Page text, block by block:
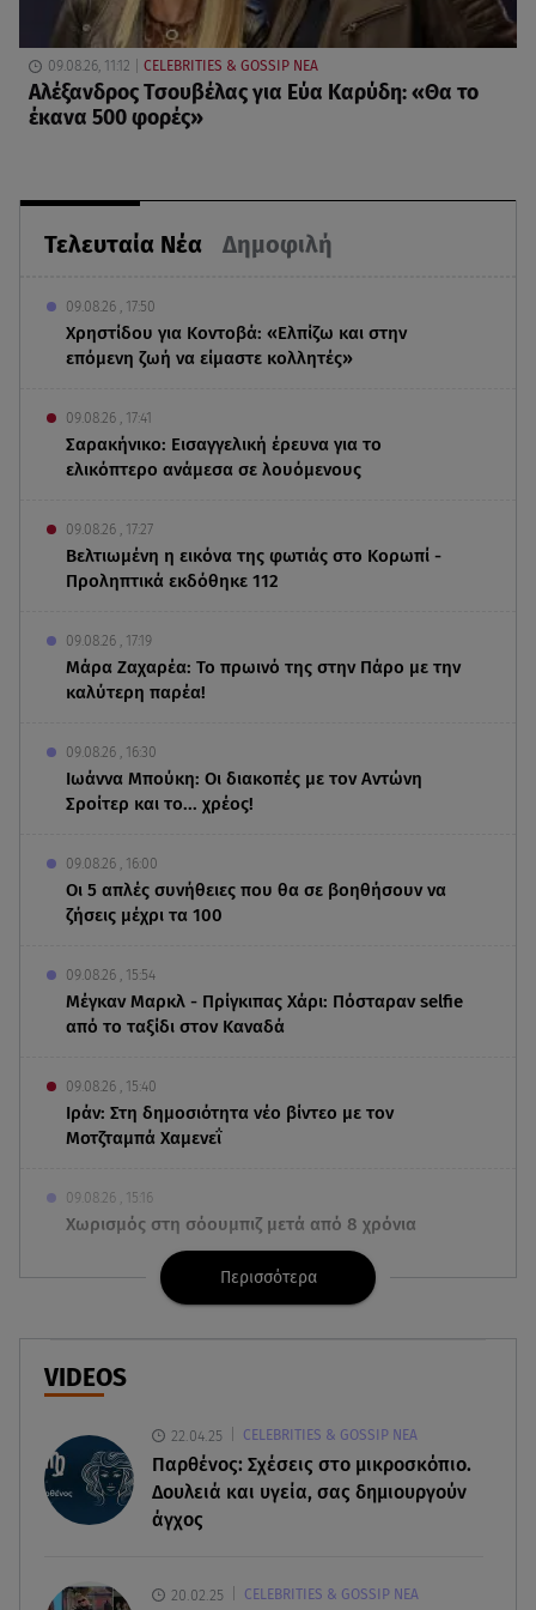
Τελευταία Νέα Δημοφιλή
09.08.26 , 17:50
Χρηστίδου για Κοντοβά: «Ελπίζω και στην
επόμενη ζωή να είμαστε κολλητές»
09.08.26 , 17:41
Σαρακήνικο: Εισαγγελική έρευνα για το
ελικόπτερο ανάμεσα σε λουόμενους
09.08.26 , 17:27
Βελτιωμένη η εικόνα της φωτιάς στο Κορωπί -
Προληπτικά εκδόθηκε 112
09.08.26 , 17:19
Μάρα Ζαχαρέα: Το πρωινό της στην Πάρο με την
καλύτερη παρέα!
09.08.26 , 16:30
Ιωάννα Μπούκη: Οι διακοπές με τον Αντώνη
Σροίτερ και το... χρέος!
09.08.26 , 16:00
Οι 5 απλές συνήθειες που θα σε βοηθήσουν να
ζήσεις μέχρι τα 100
09.08.26 , 15:54
Μέγκαν Μαρκλ - Πρίγκιπας Χάρι: Πόσταραν selfie
από το ταξίδι στον Καναδά
09.08.26 , 15:40
Ιράν: Στη δημοσιότητα νέο βίντεο με τον
Μοτζταμπά Χαμενεΐ
09.08.26 , 15:16
Χωρισμός στη σόουμπιζ μετά από 8 χρόνια
γάμου - Η ανακοίνωση
Τουρισμός για Όλους 2026-2027: Ποια ΑΦΜ
Πινακίδες κυκλοφορίας με λίγα κλικ - Τέλος οι
καθυστερήσεις
σύντομα παντρεύεται τη σύντροφό του
Περισσότερα
VIDEOS
22.04.25 CELEBRITIES & GOSSIP ΝΕΑ
Παρθένος: Σχέσεις στο μικροσκόπιο.
Δουλειά και υγεία, σας δημιουργούν
άγχος
20.02.25 CELEBRITIES & GOSSIP ΝΕΑ
09.08.26, 11:12 CELEBRITIES & GOSSIP ΝΕΑ
Αλέξανδρος Τσουβέλας για Εύα Καρύδη: «Θα το
έκανα 500 φορές»